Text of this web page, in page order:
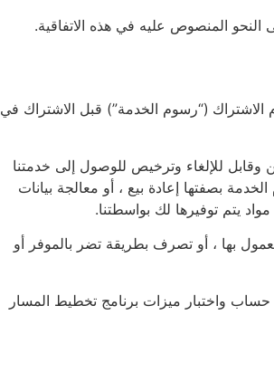
المنصوص عليه في هذه الاتفاقية.
(“رسوم الخدمة”) قبل الاشتراك في
للإلغاء وترخيص للوصول إلى خدمتنا
بصفتها إعادة بيع ، أو معالجة بيانات
يتم توفيرها لك بواسطتنا.
بها ، أو تصرف بطريقة تضر بالموفر أو
واختبار ميزات برنامج تخطيط المسار